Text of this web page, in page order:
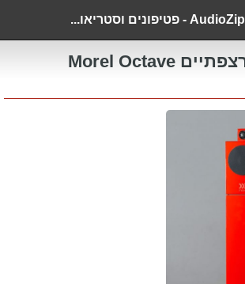
AudioZip - פטיפונים וסטריאו...
זוג רמקולים רצפתיים Morel Octave